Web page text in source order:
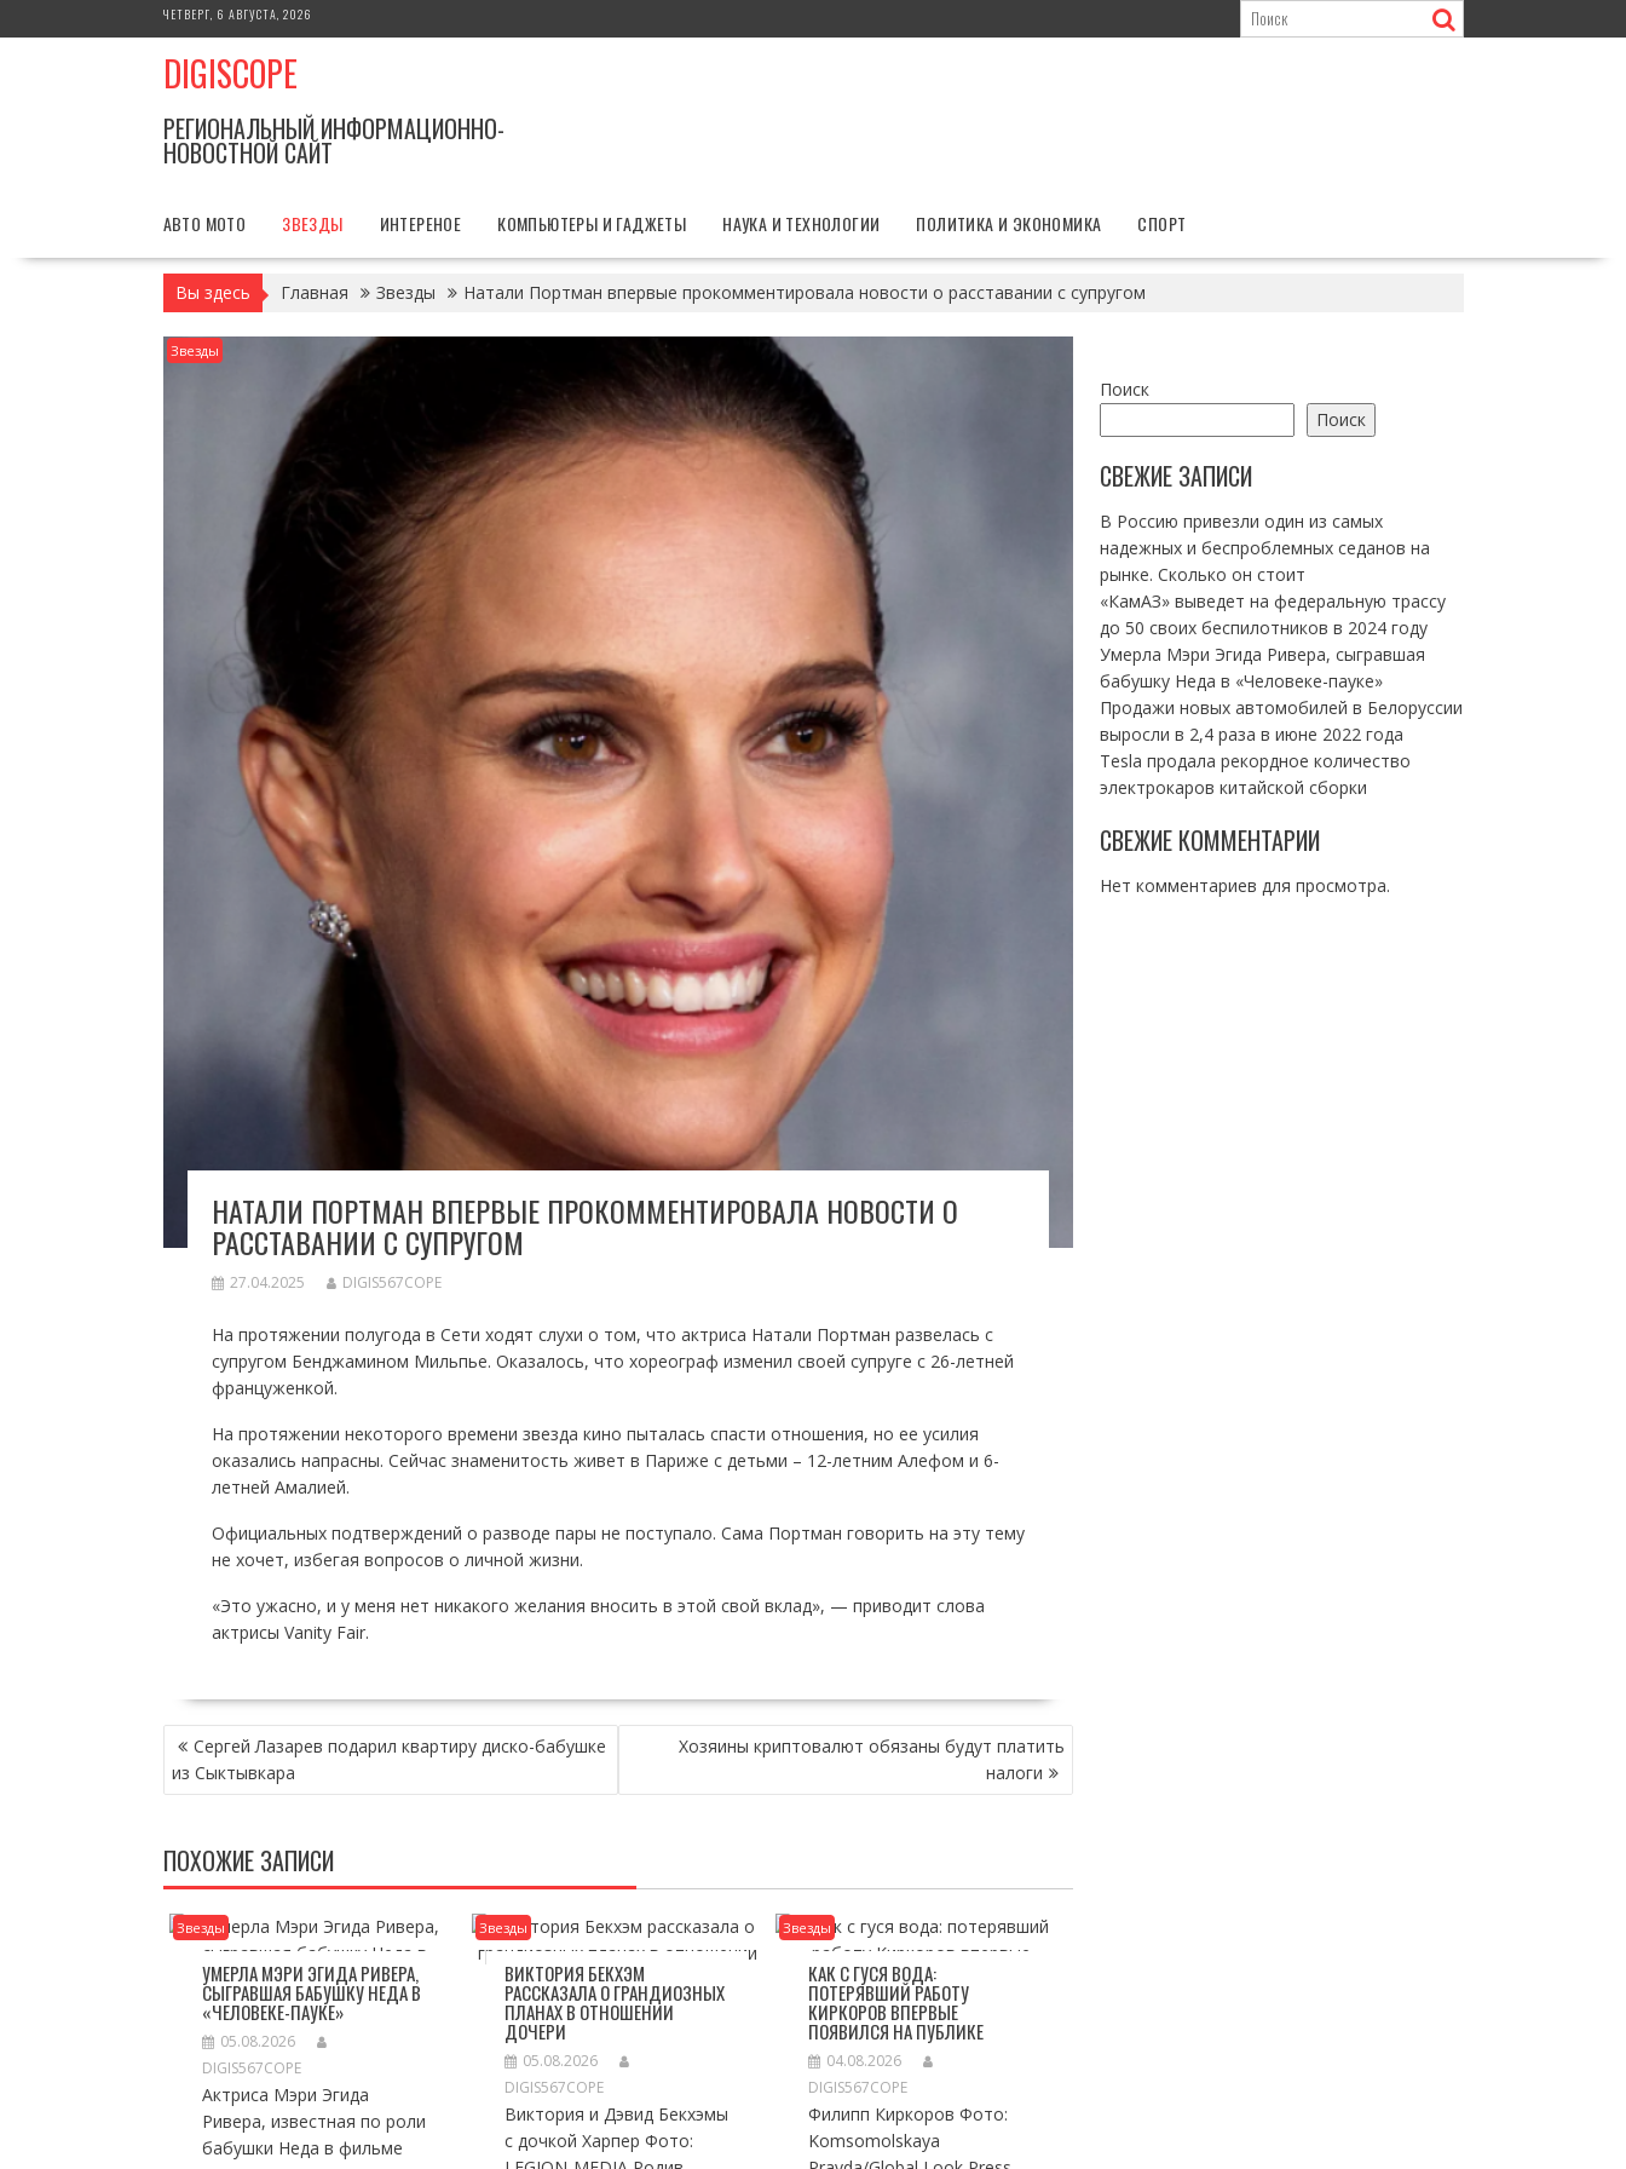
к
ЧЕТВЕРГ, 6 АВГУСТА, 2026
DIGISCOPE
РЕГИОНАЛЬНЫЙ ИНФОРМАЦИОННО-
НОВОСТНОЙ САЙТ
АВТО МОТО ЗВЕЗДЫ ИНТЕРЕНОЕ КОМПЬЮТЕРЫ И ГАДЖЕТЫ НАУКА И ТЕХНОЛОГИИ ПОЛИТИКА И ЭКОНОМИКА СПОРТ
Вы здесь Главная Звезды Натали Портман впервые прокомментировала новости о расставании с супругом
Звезды
НАТАЛИ ПОРТМАН ВПЕРВЫЕ ПРОКОММЕНТИРОВАЛА НОВОСТИ О
РАССТАВАНИИ С СУПРУГОМ
27.04.2025 DIGIS567COPE
На протяжении полугода в Сети ходят слухи о том, что актриса Натали Портман развелась с
супругом Бенджамином Мильпье. Оказалось, что хореограф изменил своей супруге с 26-летней
француженкой.
На протяжении некоторого времени звезда кино пыталась спасти отношения, но ее усилия
оказались напрасны. Сейчас знаменитость живет в Париже с детьми – 12-летним Алефом и 6-
летней Амалией.
Официальных подтверждений о разводе пары не поступало. Сама Портман говорить на эту тему
не хочет, избегая вопросов о личной жизни.
«Это ужасно, и у меня нет никакого желания вносить в этой свой вклад», — приводит слова
актрисы Vanity Fair.
НАВИГАЦИЯ
ПО
ЗАПИСЯМ
Сергей Лазарев подарил квартиру диско-бабушке
из Сыктывкара
Хозяины криптовалют обязаны будут платить
налоги
ПОХОЖИЕ ЗАПИСИ
Звезды
УМЕРЛА МЭРИ ЭГИДА РИВЕРА,
СЫГРАВШАЯ БАБУШКУ НЕДА В
«ЧЕЛОВЕКЕ-ПАУКЕ»
05.08.2026
DIGIS567COPE
Актриса Мэри Эгида
Ривера, известная по роли
бабушки Неда в фильме
Звезды
ВИКТОРИЯ БЕКХЭМ
РАССКАЗАЛА О ГРАНДИОЗНЫХ
ПЛАНАХ В ОТНОШЕНИИ
ДОЧЕРИ
05.08.2026
DIGIS567COPE
Виктория и Дэвид Бекхэмы
с дочкой Харпер Фото:
Звезды
КАК С ГУСЯ ВОДА:
ПОТЕРЯВШИЙ РАБОТУ
КИРКОРОВ ВПЕРВЫЕ
ПОЯВИЛСЯ НА ПУБЛИКЕ
04.08.2026
DIGIS567COPE
Филипп Киркоров Фото:
Komsomolskaya
Поиск
Поиск
СВЕЖИЕ ЗАПИСИ
В Россию привезли один из самых
надежных и беспроблемных седанов на
рынке. Сколько он стоит
«КамАЗ» выведет на федеральную трассу
до 50 своих беспилотников в 2024 году
Умерла Мэри Эгида Ривера, сыгравшая
бабушку Неда в «Человеке-пауке»
Продажи новых автомобилей в Белоруссии
выросли в 2,4 раза в июне 2022 года
Tesla продала рекордное количество
электрокаров китайской сборки
СВЕЖИЕ КОММЕНТАРИИ
Нет комментариев для просмотра.